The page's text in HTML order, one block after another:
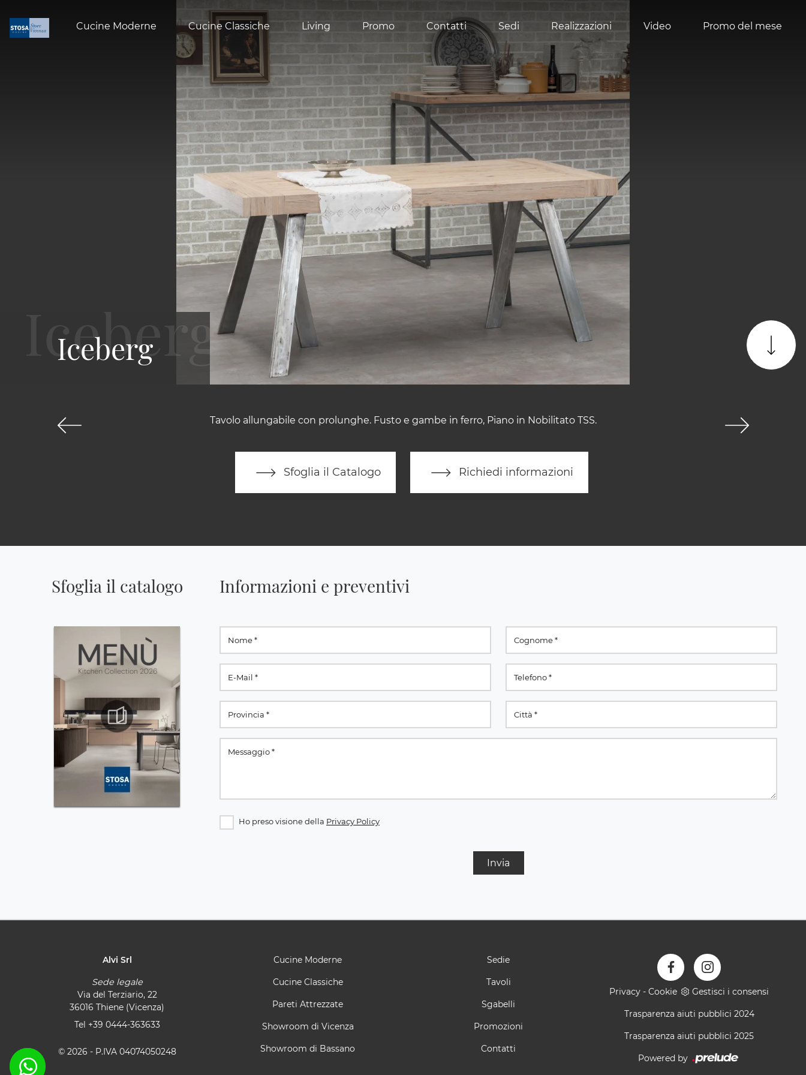
Cucine Moderne Cucine Classiche Living Promo Contatti Sedi Realizzazioni Video Promo del mese
Tavolo allungabile con prolunghe. Fusto e gambe in ferro, Piano in Nobilitato TSS.
Sfoglia il Catalogo Richiedi informazioni
Iceberg
Sfoglia il catalogo Informazioni e preventivi
Ho preso visione della Privacy Policy
Invia
Alvi Srl
Sede legale
Via del Terziario, 22
36016 Thiene (Vicenza)
Tel +39 0444-363633
© 2026 - P.IVA 04074050248
Cucine Moderne
Cucine Classiche
Pareti Attrezzate
Showroom di Vicenza
Showroom di Bassano
Sedie
Tavoli
Sgabelli
Promozioni
Contatti
Privacy - Cookie Gestisci i consensi
Trasparenza aiuti pubblici 2024
Trasparenza aiuti pubblici 2025
Powered by